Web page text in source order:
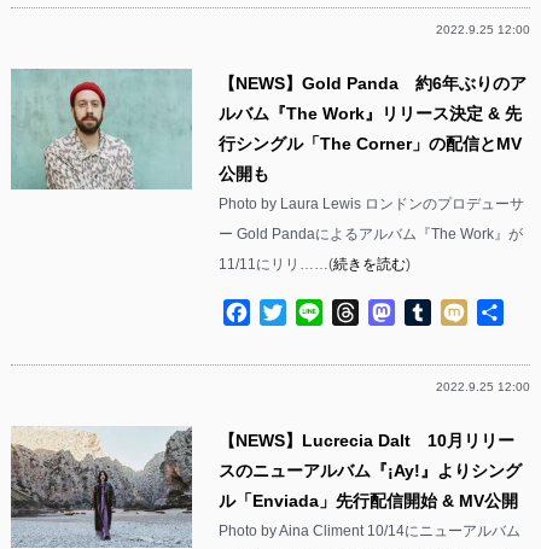
2022.9.25 12:00
【NEWS】Gold Panda 約6年ぶりのア
ルバム『The Work』リリース決定 & 先
行シングル「The Corner」の配信とMV
公開も
Photo by Laura Lewis ロンドンのプロデューサ
ー Gold Pandaによるアルバム『The Work』が
11/11にリリ……(続きを読む)
Facebook
TwitterLine ThreadsMastodon
Tumblr
Mixi
2022.9.25 12:00
【NEWS】Lucrecia Dalt 10月リリー
スのニューアルバム『¡Ay!』よりシング
ル「Enviada」先行配信開始 & MV公開
Photo by Aina Climent 10/14にニューアルバム